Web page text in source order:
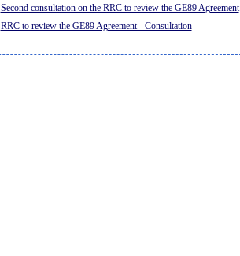
Second consultation on the RRC to review the GE89 Agreement
RRC to review the GE89 Agreement - Consultation